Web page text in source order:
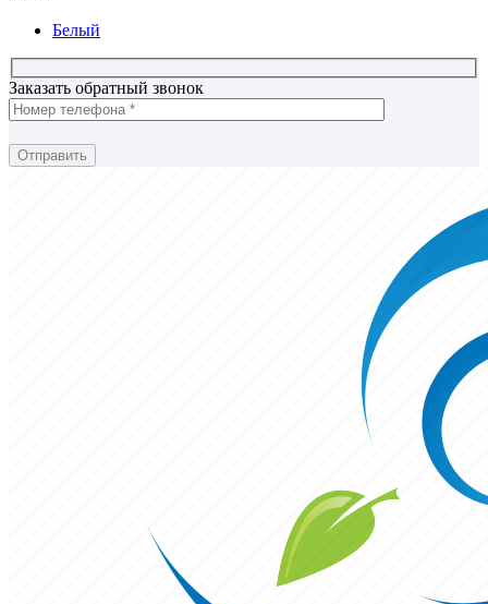
Белый
Заказать обратный звонок